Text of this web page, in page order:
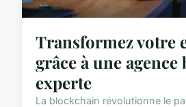
Transformez votre
grâce à une
experte
La blockchain révolutionne le